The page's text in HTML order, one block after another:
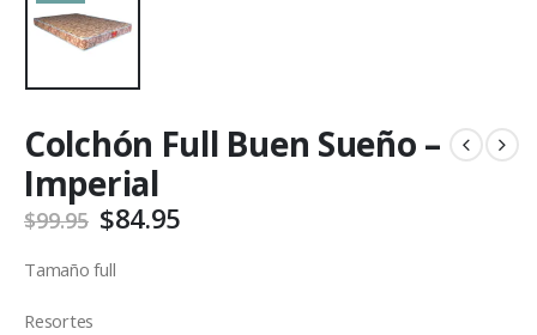
Colchón Full Buen Sueño –
Imperial
$99.95 $84.95
Tamaño full
Resortes